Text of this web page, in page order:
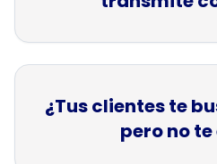
¿Tus clientes te
pero no